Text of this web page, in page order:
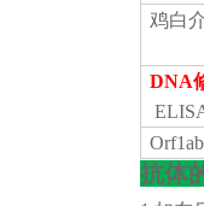
鸡白
DNA
抗体